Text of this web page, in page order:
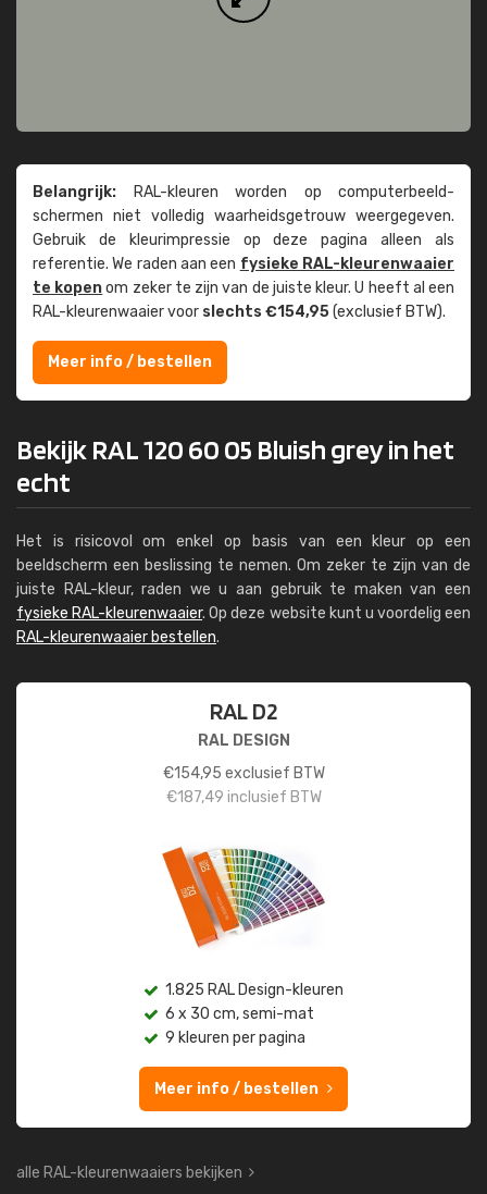
Belangrijk: RAL-kleuren worden op computer­beeld­
schermen niet volledig waarheids­­getrouw weer­gegeven.
Gebruik de kleur­impressie op deze pagina alleen als
referentie. We raden aan een fysieke RAL-kleuren­waaier
te kopenom zeker te zijn van de juiste kleur. U heeft al een
RAL-kleuren­waaier voor slechts €154,95(exclusief BTW).
Meer info / bestellen
Bekijk RAL 120 60 05 Bluish grey in het
echt
Het is risicovol om enkel op basis van een kleur op een
beeldscherm een beslissing te nemen. Om zeker te zijn van de
juiste RAL-kleur, raden we u aan gebruik te maken van een
fysieke RAL-kleurenwaaier. Op deze website kunt u voordelig een
RAL-kleurenwaaier bestellen.
RAL D2
RAL DESIGN
€154,95 exclusief BTW
€187,49 inclusief BTW
1.825 RAL Design-kleuren
6 x 30 cm, semi-mat
9 kleuren per pagina
Meer info / bestellen
alle RAL-kleurenwaaiers bekijken